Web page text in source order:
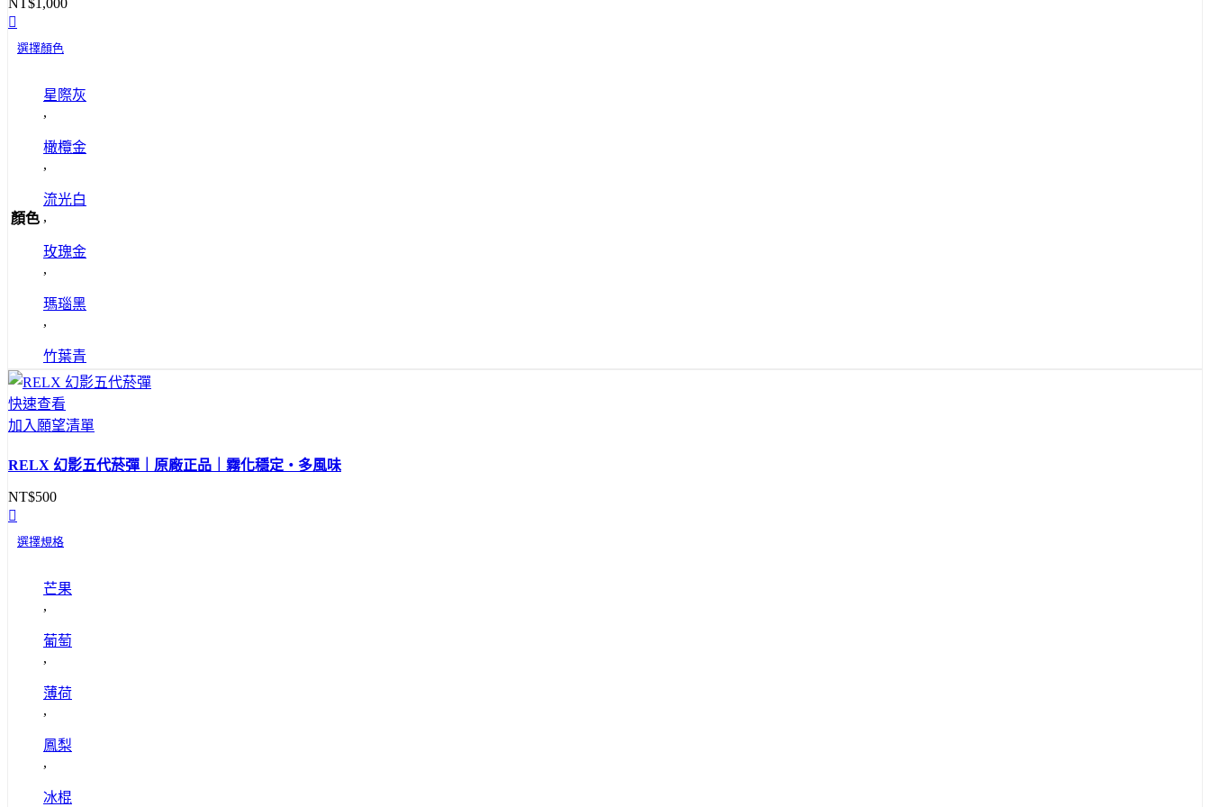
選擇顏色
顏色
星際灰
,
橄欖金
,
流光白
,
玫瑰金
,
瑪瑙黑
,
竹葉青
快速查看
加入願望清單
RELX 幻影五代菸彈｜原廠正品｜霧化穩定・多風味
NT$500
選擇規格
芒果
,
葡萄
,
薄荷
,
鳳梨
,
冰棍